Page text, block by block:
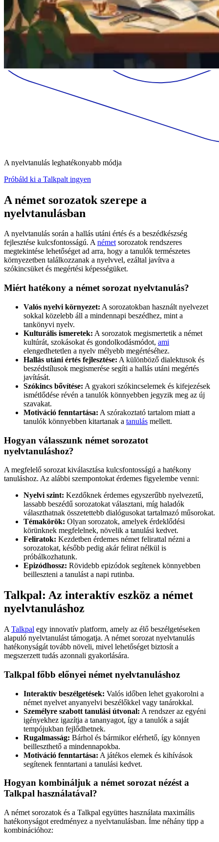
A nyelvtanulás leghatékonyabb módja
Próbáld ki a Talkpalt ingyen
A német sorozatok szerepe a
nyelvtanulásban
A nyelvtanulás során a hallás utáni értés és a beszédkészség
fejlesztése kulcsfontosságú. Anémetsorozatok rendszeres
megtekintése lehetőséget ad arra, hogy a tanulók természetes
környezetben találkozzanak a nyelvvel, ezáltal javítva a
szókincsüket és megértési képességüket.
Miért hatékony a német sorozat nyelvtanulás?
Valós nyelvi környezet: A sorozatokban használt nyelvezet
sokkal közelebb áll a mindennapi beszédhez, mint a
tankönyvi nyelv.
Kulturális ismeretek: A sorozatok megismertetik a német
kultúrát, szokásokat és gondolkodásmódot, ami
elengedhetetlen a nyelv mélyebb megértéséhez.
Hallás utáni értés fejlesztése: A különböző dialektusok és
beszédstílusok megismerése segíti a hallás utáni megértés
javítását.
Szókincs bővítése: A gyakori szókincselemek és kifejezések
ismétlődése révén a tanulók könnyebben jegyzik meg az új
szavakat.
Motiváció fenntartása: A szórakoztató tartalom miatt a
tanulók könnyebben kitartanak a tanulás mellett.
Hogyan válasszunk német sorozatot
nyelvtanuláshoz?
A megfelelő sorozat kiválasztása kulcsfontosságú a hatékony
tanuláshoz. Az alábbi szempontokat érdemes figyelembe venni:
Nyelvi szint: Kezdőknek érdemes egyszerűbb nyelvezetű,
lassabb beszédű sorozatokat választani, míg haladók
választhatnak összetettebb dialógusokat tartalmazó műsorokat.
Témakörök: Olyan sorozatok, amelyek érdeklődési
körünknek megfelelnek, növelik a tanulási kedvet.
Feliratok: Kezdetben érdemes német felirattal nézni a
sorozatokat, később pedig akár felirat nélkül is
próbálkozhatunk.
Epizódhossz: Rövidebb epizódok segítenek könnyebben
beilleszteni a tanulást a napi rutinba.
Talkpal: Az interaktív eszköz a német
nyelvtanuláshoz
A Talkpal egy innovatív platform, amely az élő beszélgetéseken
alapuló nyelvtanulást támogatja. A német sorozat nyelvtanulás
hatékonyságát tovább növeli, mivel lehetőséget biztosít a
megszerzett tudás azonnali gyakorlására.
Talkpal főbb előnyei német nyelvtanuláshoz
Interaktív beszélgetések: Valós időben lehet gyakorolni a
német nyelvet anyanyelvi beszélőkkel vagy tanárokkal.
Személyre szabott tanulási útvonal: A rendszer az egyéni
igényekhez igazítja a tananyagot, így a tanulók a saját
tempójukban fejlődhetnek.
Rugalmasság: Bárhol és bármikor elérhető, így könnyen
beilleszthető a mindennapokba.
Motiváció fenntartása: A játékos elemek és kihívások
segítenek fenntartani a tanulási kedvet.
Hogyan kombináljuk a német sorozat nézést a
Talkpal használatával?
A német sorozatok és a Talkpal együttes használata maximális
hatékonyságot eredményez a nyelvtanulásban. Íme néhány tipp a
kombinációhoz: